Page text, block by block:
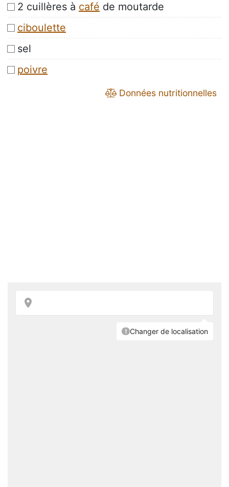
2 cuillères à café de moutarde
ciboulette
sel
poivre
Données nutritionnelles